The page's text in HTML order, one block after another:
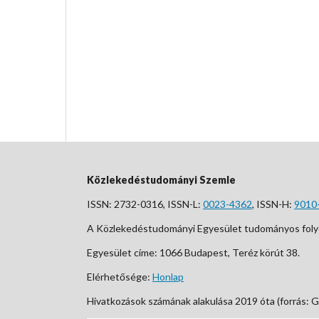
Közlekedéstudományi Szemle
ISSN: 2732-0316, ISSN-L: 0023-4362, ISSN-H:
A Közlekedéstudományi Egyesület tudományos
Egyesület címe: 1066 Budapest, Teréz körút 38.
Elérhetősége: Honlap
Hivatkozások számának alakulása 2019 óta (forrás: